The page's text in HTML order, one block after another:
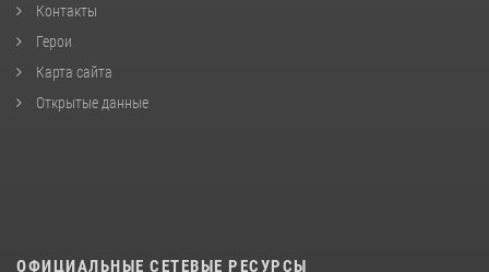
Контакты
Герои
Карта сайта
Открытые данные
ОФИЦИАЛЬНЫЕ СЕТЕВЫЕ РЕСУРСЫ